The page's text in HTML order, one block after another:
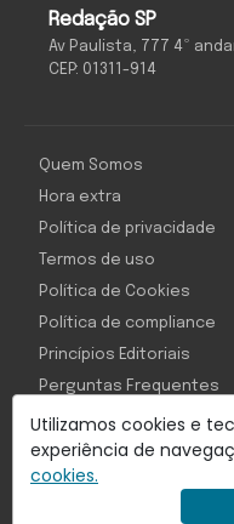
Utilizamos cookies e
experiência de
cookies.
Redação SP
Av Paulista, 777 4º
CEP: 01311-914
Com inteligência e
Object1ve - Marketing
Quem Somos
Hora extra
Política de privacidade
Termos de uso
Política de Cookies
Política de compliance
Princípios Editoriais
Perguntas Frequentes